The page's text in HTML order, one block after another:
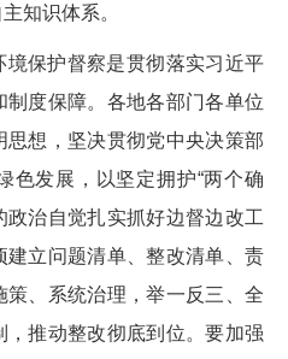
知识体系。
保护督察是贯彻落实习近平
度保障。各地各部门各单位
想，坚决贯彻党中央决策部
色发展，以坚定拥护“两个确
政治自觉扎实抓好边督边改工
立问题清单、整改清单、责
、系统治理，举一反三、全
推动整改彻底到位。要加强